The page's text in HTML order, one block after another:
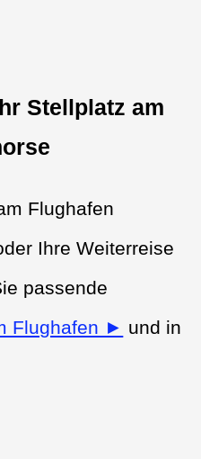
Stellplatz am
Flughafen
Ihre Weiterreise
passende
Flughafen ► und in